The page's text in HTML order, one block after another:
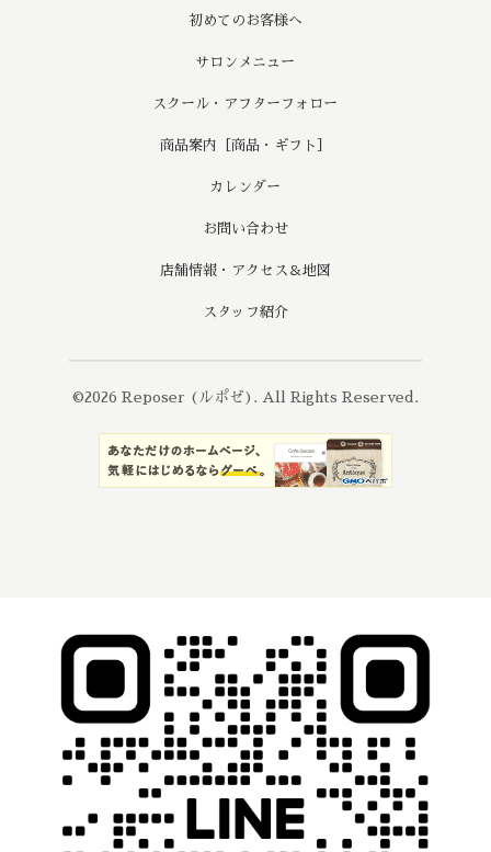
初めてのお客様へ
サロンメニュー
スクール・アフターフォロー
商品案内［商品・ギフト］
カレンダー
お問い合わせ
店舗情報・アクセス＆地図
スタッフ紹介
©2026 Reposer (ルポゼ) . All Rights Reserved.